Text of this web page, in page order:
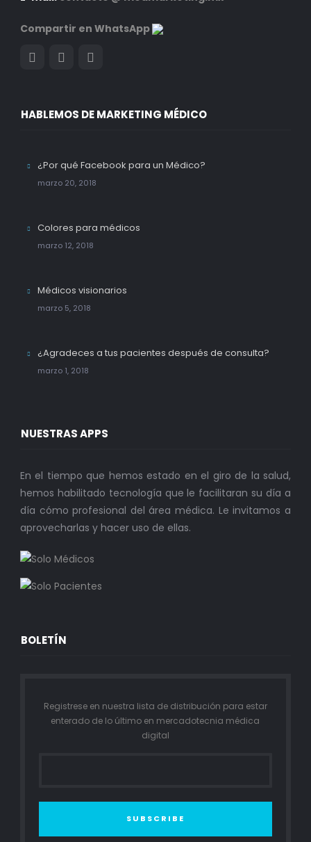
Compartir en WhatsApp
HABLEMOS DE MARKETING MÉDICO
¿Por qué Facebook para un Médico?
marzo 20, 2018
Colores para médicos
marzo 12, 2018
Médicos visionarios
marzo 5, 2018
¿Agradeces a tus pacientes después de consulta?
marzo 1, 2018
NUESTRAS APPS
En el tiempo que hemos estado en el giro de la salud,
hemos habilitado tecnología que le facilitaran su día a
día cómo profesional del área médica. Le invitamos a
aprovecharlas y hacer uso de ellas.
BOLETÍN
Registrese en nuestra lista de distribución para estar
enterado de lo último en mercadotecnia médica
digital
SUBSCRIBE